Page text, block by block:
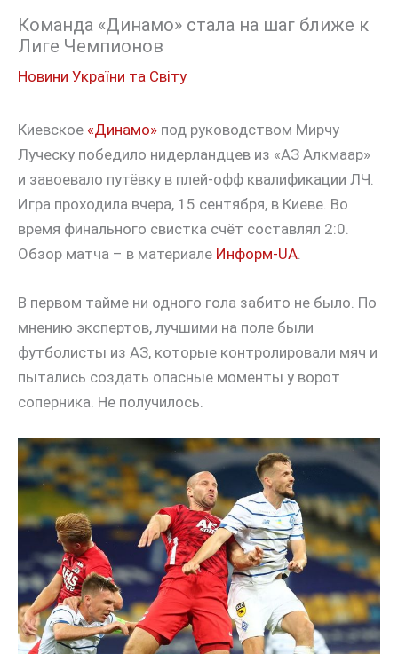
Команда «Динамо» стала на шаг ближе к
Лиге Чемпионов
Новини України та Світу
Киевское «Динамо» под руководством Мирчу
Луческу победило нидерландцев из «АЗ Алкмаар»
и завоевало путёвку в плей-офф квалификации ЛЧ.
Игра проходила вчера, 15 сентября, в Киеве. Во
время финального свистка счёт составлял 2:0.
Обзор матча – в материале Информ-UA
В первом тайме ни одного гола забито не было. По
мнению экспертов, лучшими на поле были
футболисты из АЗ, которые контролировали мяч и
пытались создать опасные моменты у ворот
соперника. Не получилось.